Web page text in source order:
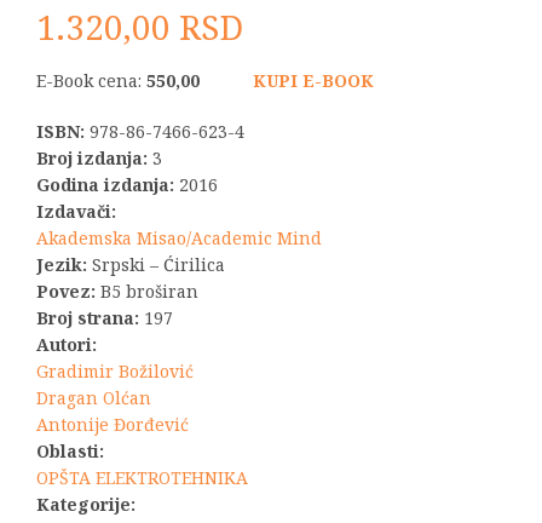
1.320,00 RSD
E-Book cena: 550,00 KUPI E-BOOK
ISBN: 978-86-7466-623-4
Broj izdanja: 3
Godina izdanja: 2016
Izdavači:
Akademska Misao/Academic Mind
Jezik: Srpski – Ćirilica
Povez: B5 broširan
Broj strana: 197
Autori:
Gradimir Božilović
Dragan Olćan
Antonije Đorđević
Oblasti:
OPŠTA ELEKTROTEHNIKA
Kategorije: